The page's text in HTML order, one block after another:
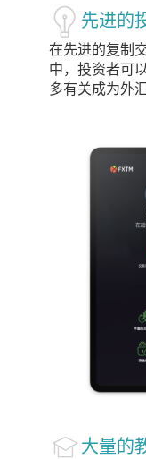
先进的
在先进的复制
中，投资者可
多有关成为外
大量的